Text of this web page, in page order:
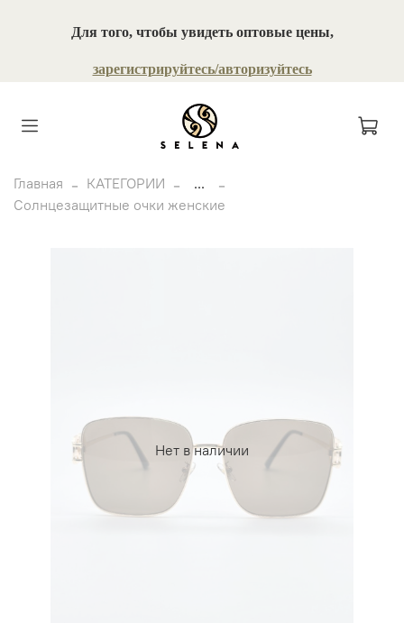
Для того, чтобы увидеть оптовые цены,
зарегистрируйтесь/авторизуйтесь
Главная КАТЕГОРИИ
...
Солнцезащитные очки женские
Нет в наличии